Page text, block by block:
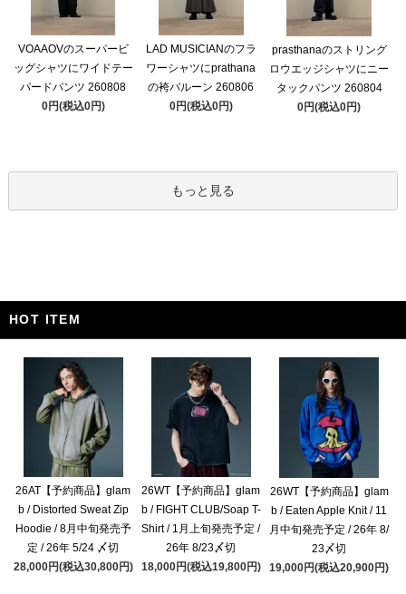
VOAAOVのスーパービ
ッグシャツにワイドテー
パードパンツ 260808
0円(税込0円)
LAD MUSICIANのフラ
ワーシャツにprathana
の袴バルーン 260806
0円(税込0円)
prasthanaのストリング
ロウエッジシャツにニー
タックパンツ 260804
0円(税込0円)
もっと見る
HOT ITEM
26AT【予約商品】glam
b / Distorted Sweat Zip
Hoodie / 8月中旬発売予
定 / 26年 5/24 〆切
28,000円(税込30,800円)
26WT【予約商品】glam
b / FIGHT CLUB/Soap T-
Shirt / 1月上旬発売予定 /
26年 8/23〆切
18,000円(税込19,800円)
26WT【予約商品】glam
b / Eaten Apple Knit / 11
月中旬発売予定 / 26年 8/
23〆切
19,000円(税込20,900円)